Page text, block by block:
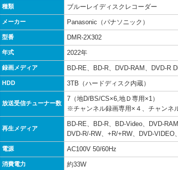
種類 ブルーレイディスクレコーダー
メーカー Panasonic（パナソニック）
型番 DMR-2X302
年式 2022年
録画メディア BD-RE、BD-R、DVD-RAM、DVD-R
HDD 3TB（ハードディスク内蔵）
放送受信チューナー数
7（地D/BS/CS×6,地Ｄ専用×1）
※チャンネル録画専用×４、チャンネ
再生メディア
BD-RE、BD-R、BD-Video、DVD-
DVD-R/-RW、+R/+RW、DVD-VIDEO
電源 AC100V 50/60Hz
消費電力 約33W